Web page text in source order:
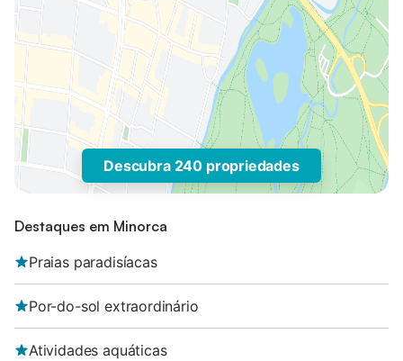
Descubra 240 propriedades
Destaques em Minorca
Praias paradisíacas
Por-do-sol extraordinário
Atividades aquáticas